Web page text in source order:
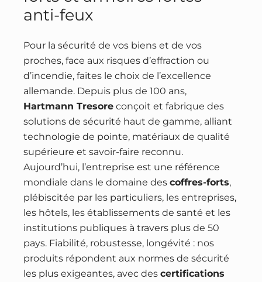
anti-feux
Pour la sécurité de vos biens et de vos
proches, face aux risques d’effraction ou
d’incendie, faites le choix de l’excellence
allemande. Depuis plus de 100 ans,
Hartmann Tresoreconçoit et fabrique des
solutions de sécurité haut de gamme, alliant
technologie de pointe, matériaux de qualité
supérieure et savoir-faire reconnu.
Aujourd’hui, l’entreprise est une référence
mondiale dans le domaine des coffres-forts,
plébiscitée par les particuliers, les entreprises,
les hôtels, les établissements de santé et les
institutions publiques à travers plus de 50
pays. Fiabilité, robustesse, longévité : nos
produits répondent aux normes de sécurité
les plus exigeantes, avec des certifications